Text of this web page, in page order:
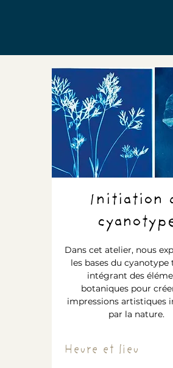
Initiation
Dans cet atelier, nous
les bases du cyanotype
intégrant des
botaniques pour
impressions artistiques
par la nature.
Heure et lieu